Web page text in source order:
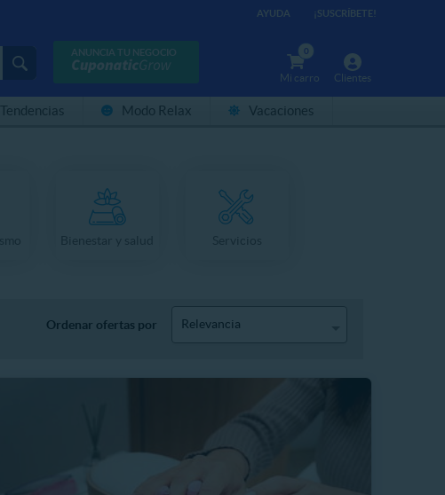
AYUDA ¡SUSCRÍBETE!
ANUNCIA TU NEGOCIO
Clientes
0
Mi carro
Tendencias Modo Relax Vacaciones
Ordenar ofertas por Relevancia